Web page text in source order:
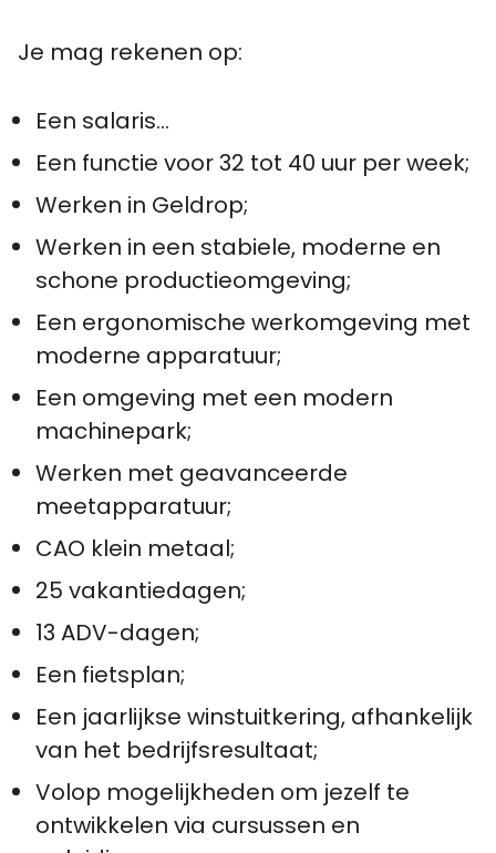
Je mag rekenen op:
Een salaris...
Een functie voor 32 tot 40 uur per week;
Werken in Geldrop;
Werken in een stabiele, moderne en
schone productieomgeving;
Een ergonomische werkomgeving met
moderne apparatuur;
Een omgeving met een modern
machinepark;
Werken met geavanceerde
meetapparatuur;
CAO klein metaal;
25 vakantiedagen;
13 ADV-dagen;
Een fietsplan;
Een jaarlijkse winstuitkering, afhankelijk
van het bedrijfsresultaat;
Volop mogelijkheden om jezelf te
ontwikkelen via cursussen en